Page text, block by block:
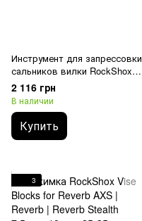
Инструмент для запрессовки
сальников вилки RockShox
Dust Seal Installation Tool 32
mm для RS-1 / Bluto
(00.4318.012.001)
2 116 грн
В наличии
Купить
3